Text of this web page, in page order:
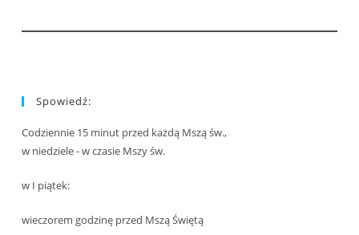
Spowiedź:
Codziennie 15 minut przed każdą Mszą św.,
w niedziele - w czasie Mszy św.
w I piątek:
wieczorem godzinę przed Mszą Świętą